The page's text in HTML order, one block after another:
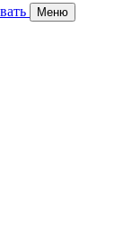
Меню